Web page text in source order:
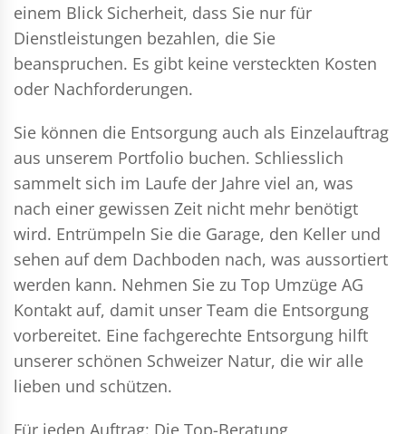
einem Blick Sicherheit, dass Sie nur für
Dienstleistungen bezahlen, die Sie
beanspruchen. Es gibt keine versteckten Kosten
oder Nachforderungen.
Sie können die Entsorgung auch als Einzelauftrag
aus unserem Portfolio buchen. Schliesslich
sammelt sich im Laufe der Jahre viel an, was
nach einer gewissen Zeit nicht mehr benötigt
wird. Entrümpeln Sie die Garage, den Keller und
sehen auf dem Dachboden nach, was aussortiert
werden kann. Nehmen Sie zu Top Umzüge AG
Kontakt auf, damit unser Team die Entsorgung
vorbereitet. Eine fachgerechte Entsorgung hilft
unserer schönen Schweizer Natur, die wir alle
lieben und schützen.
Für jeden Auftrag: Die Top-Beratung